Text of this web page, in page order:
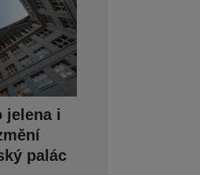
jelena i
palác